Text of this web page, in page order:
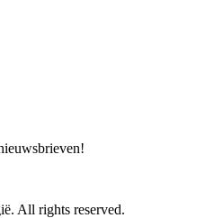
All rights reserved.